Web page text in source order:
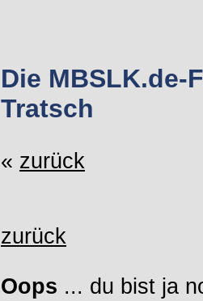
Die MBSLK.de-
Tratsch
« zurück
zurück
Oops ... du bist ja